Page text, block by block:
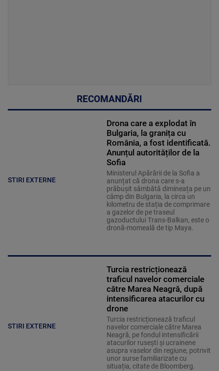
RECOMANDĂRI
STIRI EXTERNE
Drona care a explodat în
Bulgaria, la granița cu
România, a fost identificată.
Anunțul autorităților de la
Sofia
Ministerul Apărării de la Sofia a
anunțat că drona care s-a
prăbușit sâmbătă dimineața pe un
câmp din Bulgaria, la circa un
kilometru de stația de comprimare
a gazelor de pe traseul
gazoductului Trans-Balkan, este o
dronă-momeală de tip Maya.
STIRI EXTERNE
Turcia restricționează
traficul navelor comerciale
către Marea Neagră, după
intensificarea atacurilor cu
drone
Turcia restricționează traficul
navelor comerciale către Marea
Neagră, pe fondul intensificării
atacurilor rusești și ucrainene
asupra vaselor din regiune, potrivit
unor surse familiarizate cu
situația, citate de Bloomberg.